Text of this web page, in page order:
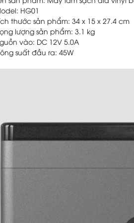
HG01
thước sản phẩm: 34 x 15 x 27.4 cm
lượng sản phẩm: 3.1 kg
vào: DC 12V 5.0A
suất đầu ra: 45W